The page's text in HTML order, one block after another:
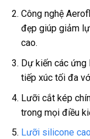
Công nghệ
đẹp giúp giảm
cao.
Dự kiến các
tiếp xúc tối đa
Lưỡi cắt kép
trong mọi điều
Lưỡi silicone